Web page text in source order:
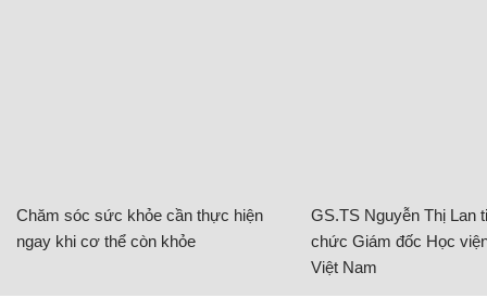
Chăm sóc sức khỏe cần thực hiện
ngay khi cơ thể còn khỏe
GS.TS Nguyễn Thị Lan
chức Giám đốc Học
Việt Nam